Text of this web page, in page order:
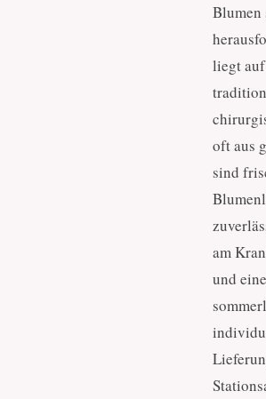
Blumen
liegt
oft aus
sind
am
und